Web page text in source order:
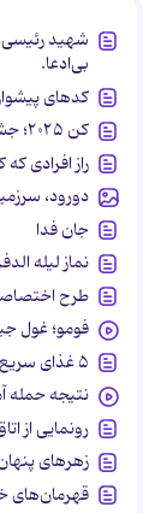
شهید
بی‌ادعا.
کدهای
کن ۲۰۲۵؛ جشنواره‌ای علیه خانواده
راز افرادی
دورود،
جان فدا
نماز لیله
طرح
فومو؛ غول
۵ غذای سریع و سالم برای طبیعت‌گردی
نتیجه حمله
رونمایی از
زهرهای
قهرمان‌های